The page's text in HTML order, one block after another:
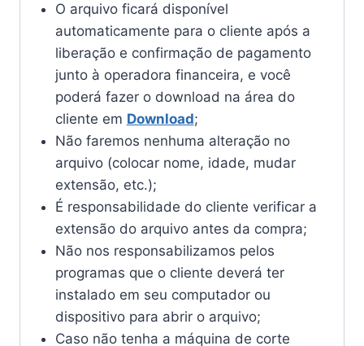
O arquivo ficará disponível
automaticamente para o cliente após a
liberação e confirmação de pagamento
junto à operadora financeira, e você
poderá fazer o download na área do
cliente em Download;
Não faremos nenhuma alteração no
arquivo (colocar nome, idade, mudar
extensão, etc.);
É responsabilidade do cliente verificar a
extensão do arquivo antes da compra;
Não nos responsabilizamos pelos
programas que o cliente deverá ter
instalado em seu computador ou
dispositivo para abrir o arquivo;
Caso não tenha a máquina de corte